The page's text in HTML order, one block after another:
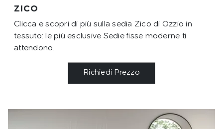
ZICO
Clicca e scopri di più sulla sedia Zico di Ozzio in
tessuto: le più esclusive Sedie fisse moderne ti
attendono.
Richiedi Prezzo